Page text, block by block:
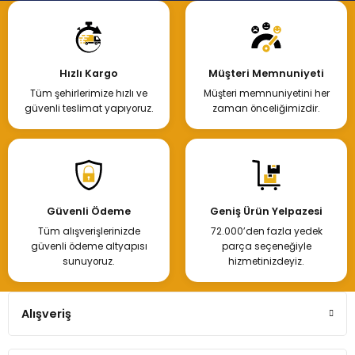
Hızlı Kargo
Tüm şehirlerimize hızlı ve
güvenli teslimat yapıyoruz.
Müşteri Memnuniyeti
Müşteri memnuniyetini her
zaman önceliğimizdir.
Güvenli Ödeme
Tüm alışverişlerinizde
güvenli ödeme altyapısı
sunuyoruz.
Geniş Ürün Yelpazesi
72.000’den fazla yedek
parça seçeneğiyle
hizmetinizdeyiz.
Alışveriş